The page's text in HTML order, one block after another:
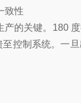
致性
的关键。180
控制系统。一